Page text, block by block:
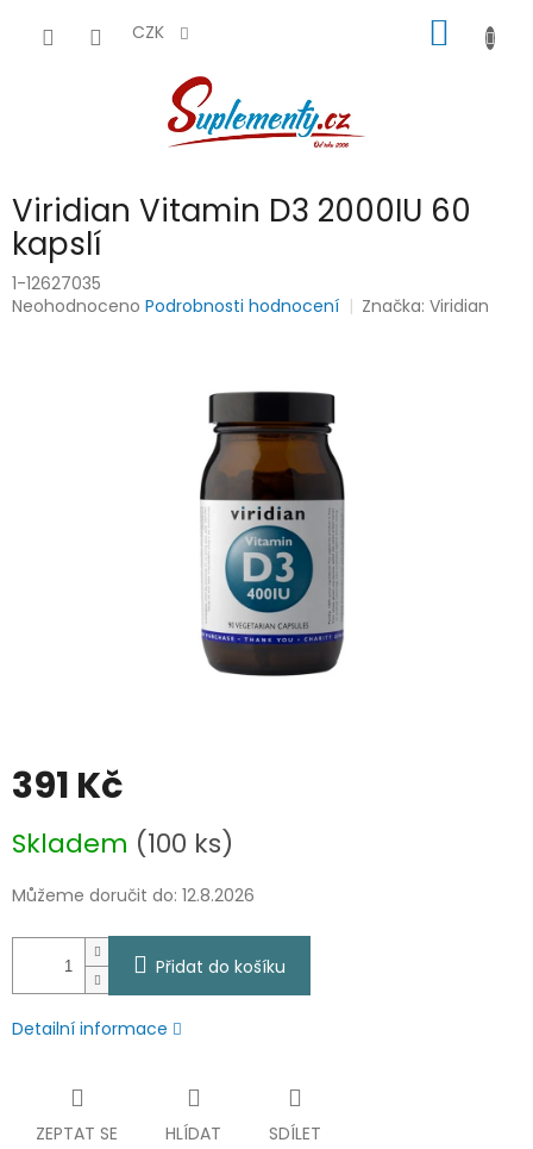
CZK
KOŠÍK
Viridian Vitamin D3 2000IU 60
kapslí
1-12627035
Průměrné
Neohodnoceno Podrobnosti hodnocení Značka:Viridian
391 Kč
cena:
Skladem (100 ks)
Můžeme doručit do: 12.8.2026
Přidat do košíku
Detailní informace
ZEPTAT SE HLÍDAT SDÍLET